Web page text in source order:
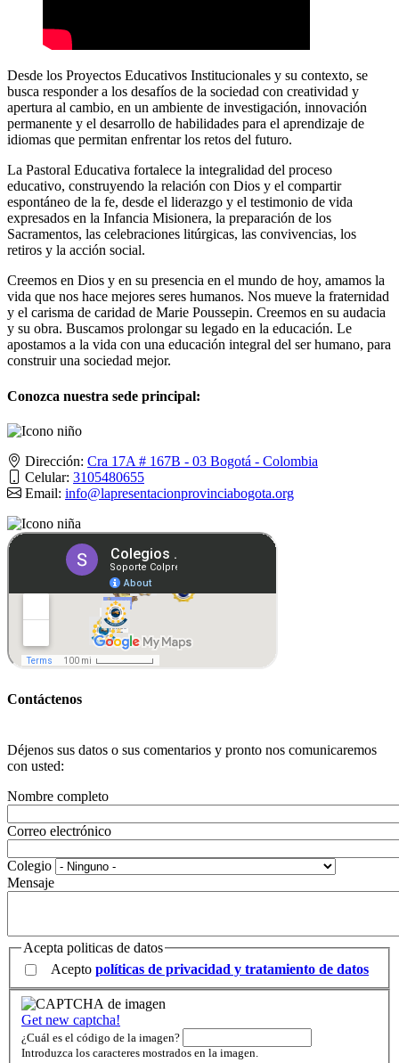
Desde los Proyectos Educativos Institucionales y su contexto, se
busca responder a los desafíos de la sociedad con creatividad y
apertura al cambio, en un ambiente de investigación, innovación
permanente y el desarrollo de habilidades para el aprendizaje de
idiomas que permitan enfrentar los retos del futuro.
La Pastoral Educativa fortalece la integralidad del proceso
educativo, construyendo la relación con Dios y el compartir
espontáneo de la fe, desde el liderazgo y el testimonio de vida
expresados en la Infancia Misionera, la preparación de los
Sacramentos, las celebraciones litúrgicas, las convivencias, los
retiros y la acción social.
Creemos en Dios y en su presencia en el mundo de hoy, amamos la
vida que nos hace mejores seres humanos. Nos mueve la fraternidad
y el carisma de caridad de Marie Poussepin. Creemos en su audacia
y su obra. Buscamos prolongar su legado en la educación. Le
apostamos a la vida con una educación integral del ser humano, para
construir una sociedad mejor.
Conozca nuestra sede principal:
Dirección: Cra 17A # 167B - 03 Bogotá - Colombia
Celular: 3105480655
Email: info@lapresentacionprovinciabogota.org
Contáctenos
Déjenos sus datos o sus comentarios y pronto nos comunicaremos
con usted:
Nombre completo
Correo electrónico
Colegio
Mensaje
Acepta politicas de datos
Acepto políticas de privacidad y tratamiento de datos
Get new captcha!
¿Cuál es el código de la imagen?
Introduzca los caracteres mostrados en la imagen.